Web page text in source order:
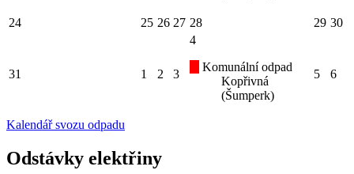
24 25 26 27 28 29 30
31 1 2 3
4
Komunální odpad
Kopřivná
(Šumperk)
5 6
Kalendář svozu odpadu
Odstávky elektřiny